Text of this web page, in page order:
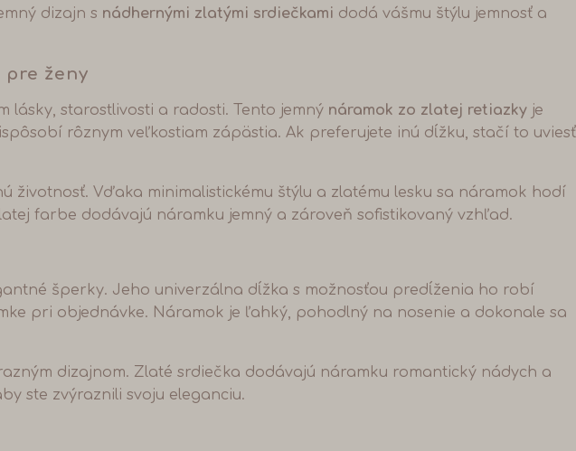
dizajn s nádhernými zlatými srdiečkami dodá vášmu štýlu jemnosť a
pre ženy
lásky, starostlivosti a radosti. Tento jemný náramok zo zlatej retiazky je
rôznym veľkostiam zápästia. Ak preferujete inú dĺžku, stačí to uviesť
Vďaka minimalistickému štýlu a zlatému lesku sa náramok hodí
farbe dodávajú náramku jemný a zároveň sofistikovaný vzhľad.
šperky. Jeho univerzálna dĺžka s možnosťou predĺženia ho robí
pri objednávke. Náramok je ľahký, pohodlný na nosenie a dokonale sa
dizajnom. Zlaté srdiečka dodávajú náramku romantický nádych a
ste zvýraznili svoju eleganciu.